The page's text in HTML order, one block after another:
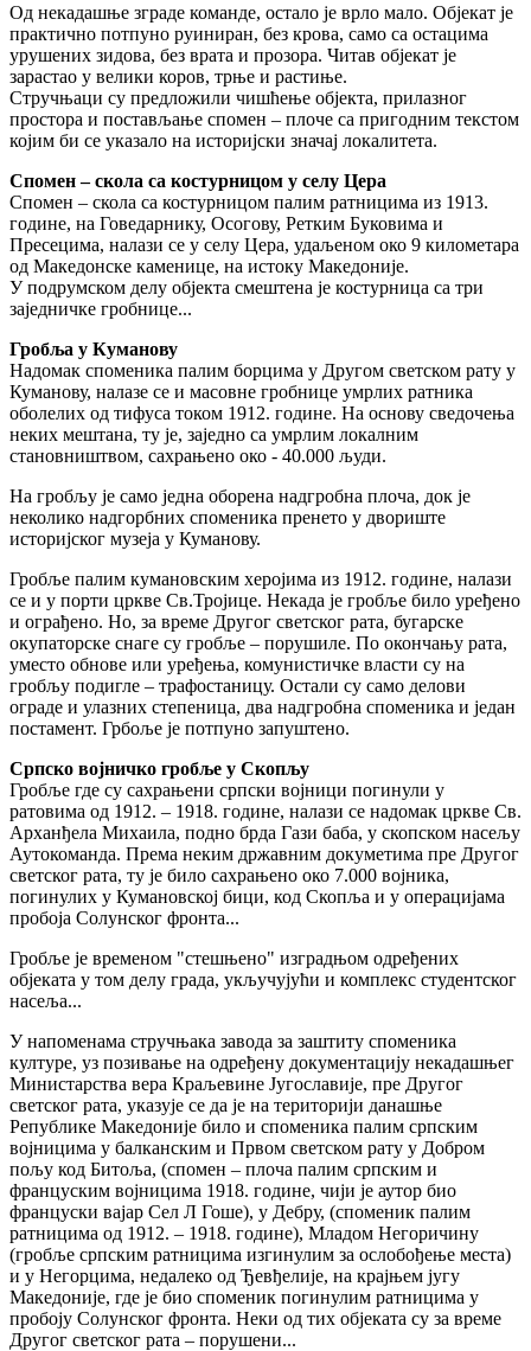
Од некадашње зграде команде, остало је врло мало. Објекат је
практично потпуно руиниран, без крова, само са остацима
урушених зидова, без врата и прозора. Читав објекат је
зарастао у велики коров, трње и растиње.
Стручњаци су предложили чишћење објекта, прилазног
простора и постављање спомен – плоче са пригодним текстом
којим би се указало на историјски значај локалитета.
Спомен – скола са костурницом у селу Цера
Спомен – скола са костурницом палим ратницима из 1913.
године, на Говедарнику, Осогову, Ретким Буковима и
Пресецима, налази се у селу Цера, удаљеном око 9 километара
од Македонске каменице, на истоку Македоније.
У подрумском делу објекта смештена је костурница са три
заједничке гробнице...
Гробља у Куманову
Надомак споменика палим борцима у Другом светском рату у
Куманову, налазе се и масовне гробнице умрлих ратника
оболелих од тифуса током 1912. године. На основу сведочења
неких мештана, ту је, заједно са умрлим локалним
становништвом, сахрањено око - 40.000 људи.
На гробљу је само једна оборена надгробна плоча, док је
неколико надгорбних споменика пренето у двориште
историјског музеја у Куманову.
Гробље палим кумановским херојима из 1912. године, налази
се и у порти цркве Св.Тројице. Некада је гробље било уређено
и ограђено. Но, за време Другог светског рата, бугарске
окупаторске снаге су гробље – порушиле. По окончању рата,
уместо обнове или уређења, комунистичке власти су на
гробљу подигле – трафостаницу. Остали су само делови
ограде и улазних степеница, два надгробна споменика и један
постамент. Грбоље је потпуно запуштено.
Српско војничко гробље у Скопљу
Гробље где су сахрањени српски војници погинули у
ратовима од 1912. – 1918. године, налази се надомак цркве Св.
Арханђела Михаила, подно брда Гази баба, у скопском насељу
Аутокоманда. Према неким државним докуметима пре Другог
светског рата, ту је било сахрањено око 7.000 војника,
погинулих у Кумановској бици, код Скопља и у операцијама
пробоја Солунског фронта...
Гробље је временом "стешњено" изградњом одређених
објеката у том делу града, укључујући и комплекс студентског
насеља...
У напоменама стручњака завода за заштиту споменика
културе, уз позивање на одређену документацију некадашњег
Министарства вера Краљевине Југославије, пре Другог
светског рата, указује се да је на територији данашње
Републике Македоније било и споменика палим српским
војницима у балканским и Првом светском рату у Добром
пољу код Битоља, (спомен – плоча палим српским и
француским војницима 1918. године, чији је аутор био
француски вајар Сел Л Гоше), у Дебру, (споменик палим
ратницима од 1912. – 1918. године), Младом Негоричину
(гробље српским ратницима изгинулим за ослобођење места)
и у Негорцима, недалеко од Ђевђелије, на крајњем југу
Македоније, где је био споменик погинулим ратницима у
пробоју Солунског фронта. Неки од тих објеката су за време
Другог светског рата – порушени...